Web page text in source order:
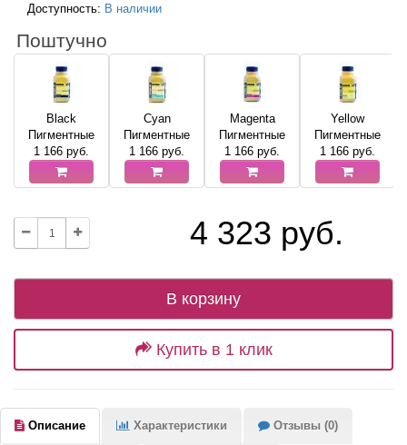
Доступность: В наличии
Поштучно
Black
Пигментные
1 166 руб.
Cyan
Пигментные
1 166 руб.
Magenta
Пигментные
1 166 руб.
Yellow
Пигментные
1 166 руб.
4 323 руб.
В корзину
Купить в 1 клик
Описание Характеристики Отзывы (0)